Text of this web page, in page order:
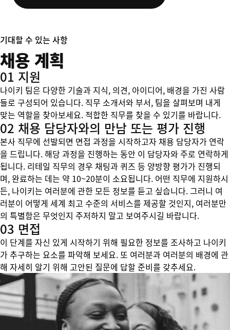
기대할 수 있는 사항
채용 계획
01 지원
나이키 팀은 다양한 기술과 지식, 의견, 아이디어, 배경을 가진 사람
들로 구성되어 있습니다. 직무 소개서와 부서, 팀을 살펴보며 내게
맞는 역할을 찾아보세요. 적합한 직무를 찾을 수 있기를 바랍니다.
02 채용 담당자와의 만남 또는 평가 진행
본사 직무에 선발되면 면접 과정을 시작하고자 채용 담당자가 연락
을 드립니다. 해당 과정을 진행하는 동안 이 담당자와 주로 연락하게
됩니다. 리테일 직무의 경우 채팅과 퀴즈 등 양방향 평가가 진행되
며, 완료하는 데는 약 10~20분이 소요됩니다. 어떤 직무에 지원하시
든, 나이키는 여러분에 관한 모든 정보를 듣고 싶습니다. 그러니 여
러분이 어떻게 세계 최고 수준의 서비스를 제공할 것인지, 여러분만
의 특별함은 무엇인지 주저하지 말고 보여주시길 바랍니다.
03 면접
이 단계를 자신 있게 시작하기 위해 필요한 정보를 조사하고 나이키
가 추구하는 요소를 파악해 보세요. 또 여러분과 여러분의 배경에 관
해 자세히 알기 위해 고안된 질문에 답할 준비를 갖추세요.